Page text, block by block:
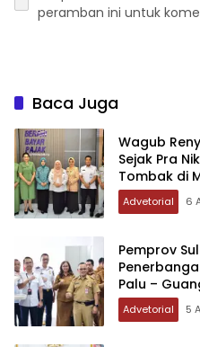
peramban ini untuk
Baca Juga
Wagub
Sejak Pra
Tombak di
Advetorial 6
Pemprov
Palu –
Advetorial 5